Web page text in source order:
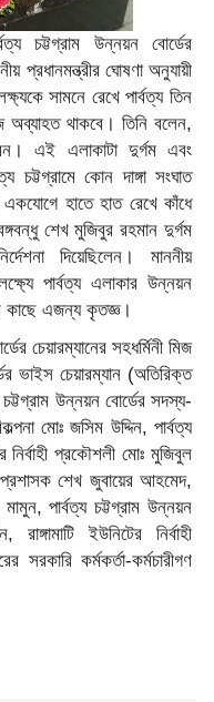
চট্টগ্রাম উন্নয়ন বোর্ডের
প্রধানমন্ত্রীর ঘোষণা অনুযায়ী
সামনে রেখে পার্বত্য তিন
অব্যাহত থাকবে। তিনি বলেন,
এই এলাকাটা দুর্গম এবং
চট্টগ্রামে কোন দাঙ্গা সংঘাত
হাতে হাত রেখে কাঁধে
শেখ মুজিবুর রহমান দুর্গম
দিয়েছিলেন। মাননীয়
পার্বত্য এলাকার উন্নয়ন
কাছে এজন্য কৃতজ্ঞ।
চেয়ারম্যানের সহধর্মিনী মিজ
ভাইস চেয়ারম্যান (অতিরিক্ত
উন্নয়ন বোর্ডের সদস্য-
মোঃ জসিম উদ্দিন, পার্বত্য
নির্বাহী প্রকৌশলী মোঃ মুজিবুল
শেখ জুবায়ের আহমেদ,
মামুন, পার্বত্য চট্টগ্রাম উন্নয়ন
ইউনিটের নির্বাহী
কর্মকর্তা-কর্মচারীগণ